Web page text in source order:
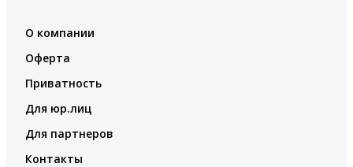
О компании
Оферта
Приватность
Для юр.лиц
Для партнеров
Контакты